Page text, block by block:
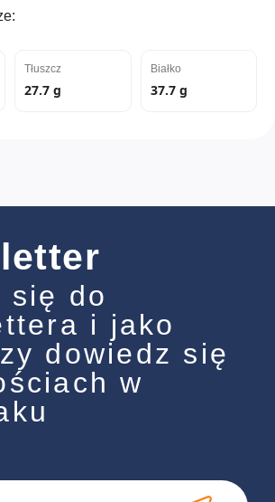
Tłuszcz
27.7 g
Białko
37.7 g
się do
i jako
dowiedz się
w